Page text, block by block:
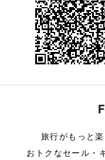
旅行がもっと
おトクなセール・